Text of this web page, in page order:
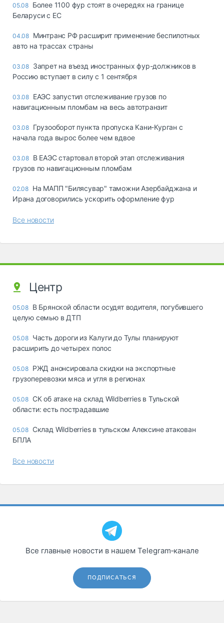
05.08 Более 1100 фур стоят в очередях на границе
Беларуси с ЕС
04.08 Минтранс РФ расширит применение беспилотных
авто на трассах страны
03.08 Запрет на въезд иностранных фур-должников в
Россию вступает в силу с 1 сентября
03.08 ЕАЭС запустил отслеживание грузов по
навигационным пломбам на весь автотранзит
03.08 Грузооборот пункта пропуска Кани-Курган с
начала года вырос более чем вдвое
03.08 В ЕАЭС стартовал второй этап отслеживания
грузов по навигационным пломбам
02.08 На МАПП "Билясувар" таможни Азербайджана и
Ирана договорились ускорить оформление фур
Все новости
Центр
05.08 В Брянской области осудят водителя, погубившего
целую семью в ДТП
05.08 Часть дороги из Калуги до Тулы планируют
расширить до четырех полос
05.08 РЖД анонсировала скидки на экспортные
грузоперевозки мяса и угля в регионах
05.08 СК об атаке на склад Wildberries в Тульской
области: есть пострадавшие
05.08 Склад Wildberries в тульском Алексине атакован
БПЛА
Все новости
Все главные новости в нашем Telegram‑канале
ПОДПИСАТЬСЯ